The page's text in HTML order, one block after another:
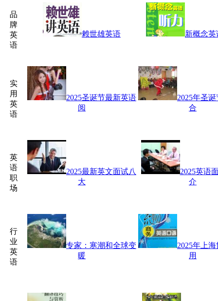
品
牌
英
语
赖世雄英语 新概念
实
用
英
语
2025圣诞节最新英语
阅
2025年圣
合
英
语
职
场
2025最新英文面试八
大
2025英语
介
行
业
英
语
专家：寒潮和全球变
暖
2025年上
用